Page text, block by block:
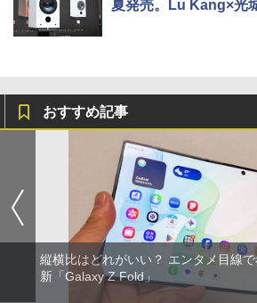
夏発売。Lu Kang×光
おすすめ記事
縦横比はどれがいい？ エンタメ目線
新「Galaxy Z Fold」